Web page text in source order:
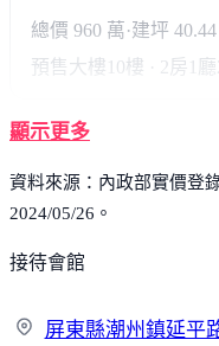
總價 960 萬 ·建坪
預售大樓 10樓 · 2房1
顯示更多
資料來源：內政部實價登
2024/05/26。
接待會館
屏東縣潮州鎮延平